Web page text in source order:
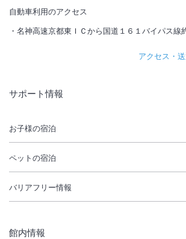
自動車利用のアクセス
名神高速京都東ＩＣから国道１６１バイパス線
アクセス・
サポート情報
お子様の宿泊
ペットの宿泊
バリアフリー情報
館内情報